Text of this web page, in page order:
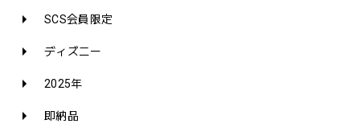
SCS会員限定
ディズニー
2025年
即納品